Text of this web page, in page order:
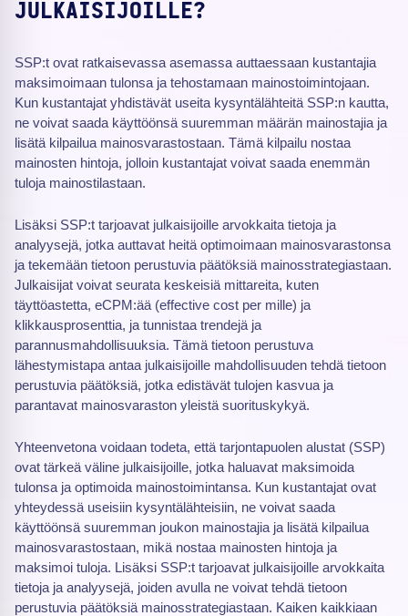
JULKAISIJOILLE?
SSP:t ovat ratkaisevassa asemassa auttaessaan kustantajia
maksimoimaan tulonsa ja tehostamaan mainostoimintojaan.
Kun kustantajat yhdistävät useita kysyntälähteitä SSP:n kautta,
ne voivat saada käyttöönsä suuremman määrän mainostajia ja
lisätä kilpailua mainosvarastostaan. Tämä kilpailu nostaa
mainosten hintoja, jolloin kustantajat voivat saada enemmän
tuloja mainostilastaan.
Lisäksi SSP:t tarjoavat julkaisijoille arvokkaita tietoja ja
analyysejä, jotka auttavat heitä optimoimaan mainosvarastonsa
ja tekemään tietoon perustuvia päätöksiä mainosstrategiastaan.
Julkaisijat voivat seurata keskeisiä mittareita, kuten
täyttöastetta, eCPM:ää (effective cost per mille) ja
klikkausprosenttia, ja tunnistaa trendejä ja
parannusmahdollisuuksia. Tämä tietoon perustuva
lähestymistapa antaa julkaisijoille mahdollisuuden tehdä tietoon
perustuvia päätöksiä, jotka edistävät tulojen kasvua ja
parantavat mainosvaraston yleistä suorituskykyä.
Yhteenvetona voidaan todeta, että tarjontapuolen alustat (SSP)
ovat tärkeä väline julkaisijoille, jotka haluavat maksimoida
tulonsa ja optimoida mainostoimintansa. Kun kustantajat ovat
yhteydessä useisiin kysyntälähteisiin, ne voivat saada
käyttöönsä suuremman joukon mainostajia ja lisätä kilpailua
mainosvarastostaan, mikä nostaa mainosten hintoja ja
maksimoi tuloja. Lisäksi SSP:t tarjoavat julkaisijoille arvokkaita
tietoja ja analyysejä, joiden avulla ne voivat tehdä tietoon
perustuvia päätöksiä mainosstrategiastaan. Kaiken kaikkiaan